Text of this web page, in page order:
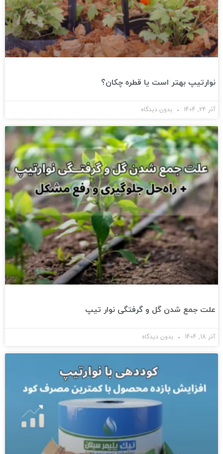
نوارتیپ بهتر است یا قطره چکان؟
آذر 24, 1404 بدون دیدگاه
علت جمع شدن گل و گرفتگی نوار تیپ
آذر 18, 1404 بدون دیدگاه